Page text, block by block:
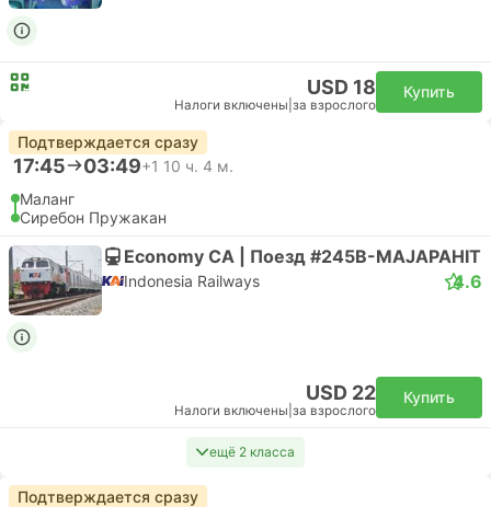
USD 18
Налоги включены за взрослого
Купить
Подтверждается сразу
17:45 03:49+1 10 ч. 4 м.
Маланг
Сиребон Пружакан
Economy CA | Поезд #245B-MAJAPAHIT
Indonesia Railways 4.6
USD 22
Налоги включены за взрослого
Купить
ещё 2 класса
Подтверждается сразу